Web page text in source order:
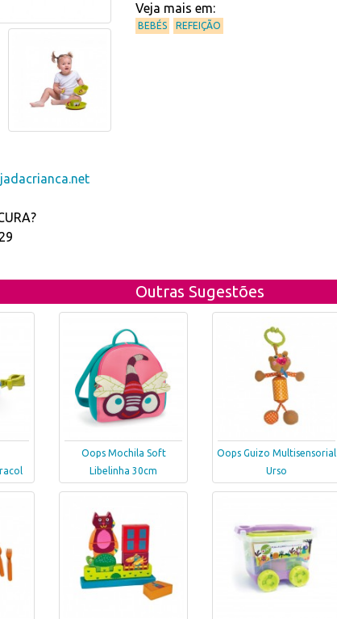
Veja mais em:
BEBÉS REFEIÇÃO
Outras Sugestões
Oops Mochila Soft
Libelinha 30cm
Oops Guizo Multisensorial
Urso